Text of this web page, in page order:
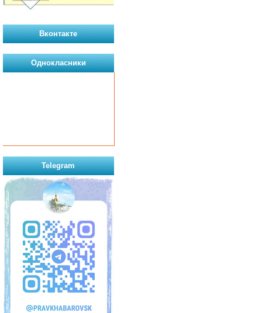
Вконтакте
Однокласники
Telegram